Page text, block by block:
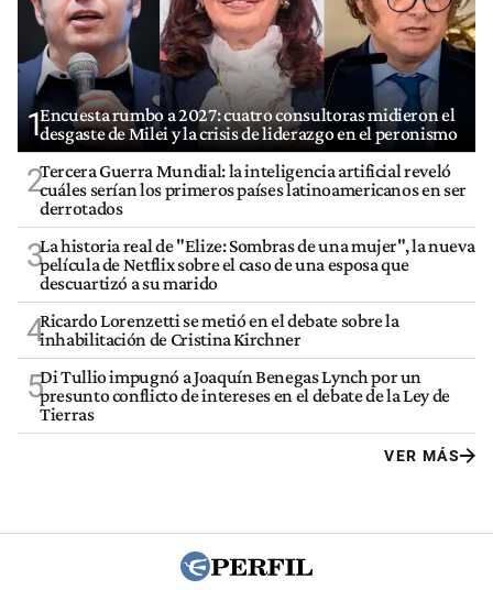
1Encuesta rumbo a 2027: cuatro consultoras midieron el
desgaste de Milei y la crisis de liderazgo en el peronismo
2Tercera Guerra Mundial: la inteligencia artificial reveló
cuáles serían los primeros países latinoamericanos en ser
derrotados
3La historia real de "Elize: Sombras de una mujer", la nueva
película de Netflix sobre el caso de una esposa que
descuartizó a su marido
4Ricardo Lorenzetti se metió en el debate sobre la
inhabilitación de Cristina Kirchner
5Di Tullio impugnó a Joaquín Benegas Lynch por un
presunto conflicto de intereses en el debate de la Ley de
Tierras
VER MÁS